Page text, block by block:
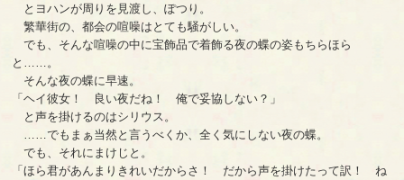
とヨハンが周りを見渡し、ぽつり。
繁華街の、都会の喧噪はとても騒がしい。
でも、そんな喧噪の中に宝飾品で着飾る夜の蝶の姿もちらほら
と……。
そんな夜の蝶に早速。
「ヘイ彼女！ 良い夜だね！ 俺で妥協しない？」
と声を掛けるのはシリウス。
……でもまぁ当然と言うべくか、全く気にしない夜の蝶。
でも、それにまけじと。
「ほら君があんまりきれいだからさ！ だから声を掛けたって訳！ ね